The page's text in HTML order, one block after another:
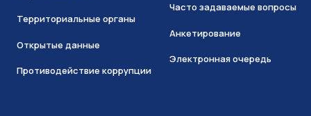
Территориальные органы
Открытые данные
Противодействие коррупции
Часто задаваемые вопросы
Анкетирование
Электронная очередь